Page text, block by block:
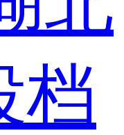
档